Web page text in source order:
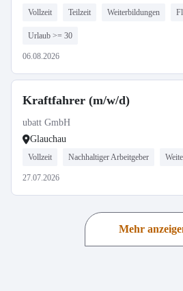
Vollzeit Teilzeit Weiterbildungen
Urlaub >= 30
06.08.2026
Kraftfahrer (m/w/d)
ubatt GmbH
Glauchau
Vollzeit Nachhaltiger Arbeitgeber
27.07.2026
Mehr